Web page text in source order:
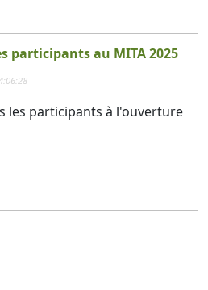
participants au MITA 2025
les participants à l'ouverture